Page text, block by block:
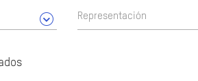
Representación